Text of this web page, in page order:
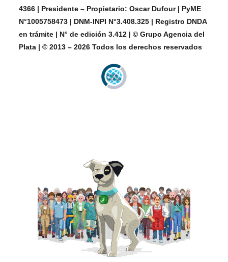
4366 | Presidente – Propietario: Oscar Dufour | PyME
N°1005758473 | DNM-INPI N°3.408.325 | Registro DNDA
en trámite | N° de edición 3.412 | © Grupo Agencia del
Plata | © 2013 – 2026 Todos los derechos reservados